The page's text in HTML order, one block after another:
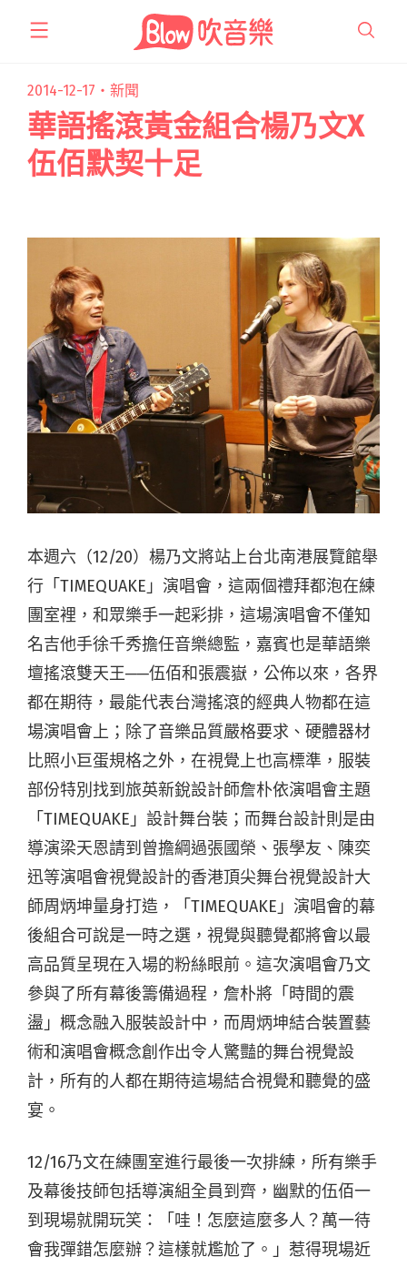
2014-12-17・ 新聞
華語搖滾黃金組合楊乃文X
伍佰默契十足
本週六（12/20）楊乃文將站上台北南港展覽館舉
行「TIMEQUAKE」演唱會，這兩個禮拜都泡在練
團室裡，和眾樂手一起彩排，這場演唱會不僅知
名吉他手徐千秀擔任音樂總監，嘉賓也是華語樂
壇搖滾雙天王──伍佰和張震嶽，公佈以來，各界
都在期待，最能代表台灣搖滾的經典人物都在這
場演唱會上；除了音樂品質嚴格要求、硬體器材
比照小巨蛋規格之外，在視覺上也高標準，服裝
部份特別找到旅英新銳設計師詹朴依演唱會主題
「TIMEQUAKE」設計舞台裝；而舞台設計則是由
導演梁天恩請到曾擔綱過張國榮、張學友、陳奕
迅等演唱會視覺設計的香港頂尖舞台視覺設計大
師周炳坤量身打造，「TIMEQUAKE」演唱會的幕
後組合可說是一時之選，視覺與聽覺都將會以最
高品質呈現在入場的粉絲眼前。這次演唱會乃文
參與了所有幕後籌備過程，詹朴將「時間的震
盪」概念融入服裝設計中，而周炳坤結合裝置藝
術和演唱會概念創作出令人驚豔的舞台視覺設
計，所有的人都在期待這場結合視覺和聽覺的盛
宴。
12/16乃文在練團室進行最後一次排練，所有樂手
及幕後技師包括導演組全員到齊，幽默的伍佰一
到現場就開玩笑：「哇！怎麼這麼多人？萬一待
會我彈錯怎麼辦？這樣就尷尬了。」惹得現場近